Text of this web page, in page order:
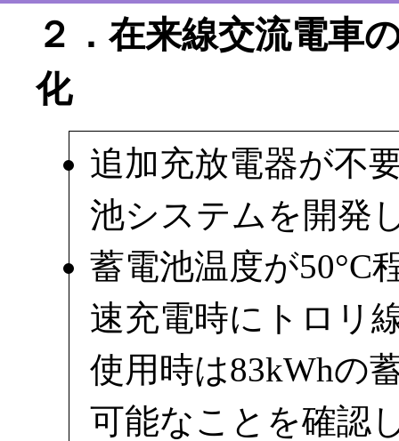
２．在来線交流電車
化
追加充放電器が不
池システムを開発
蓄電池温度が50°C
速充電時にトロリ
使用時は83kWhの
可能なことを確認